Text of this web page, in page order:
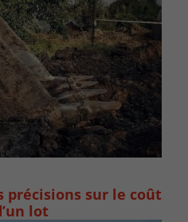
précisions sur le coût
lot